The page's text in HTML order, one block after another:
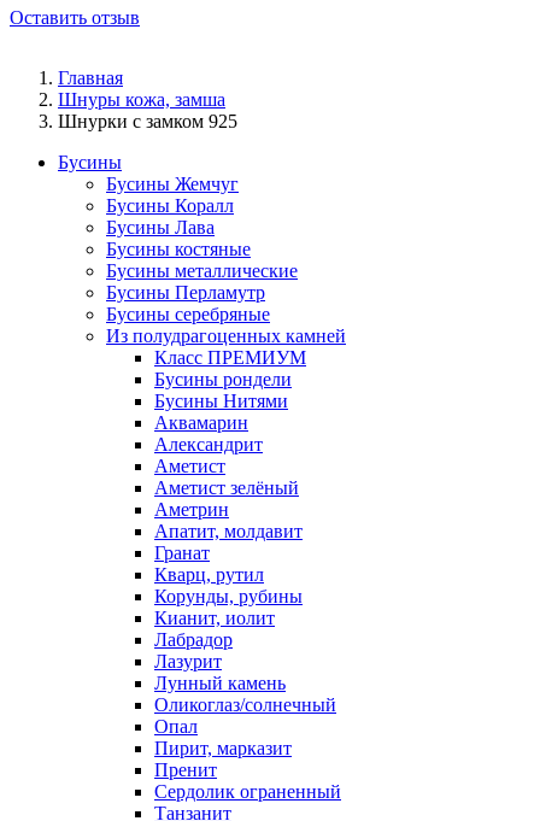
Оставить отзыв
Главная
Шнуры кожа, замша
Шнурки с замком 925
Бусины
Бусины Жемчуг
Бусины Коралл
Бусины Лава
Бусины костяные
Бусины металлические
Бусины Перламутр
Бусины серебряные
Из полудрагоценных камней
Класс ПРЕМИУМ
Бусины рондели
Бусины Нитями
Аквамарин
Александрит
Аметист
Аметист зелёный
Аметрин
Апатит, молдавит
Гранат
Кварц, рутил
Корунды, рубины
Кианит, иолит
Лабрадор
Лазурит
Лунный камень
Оликоглаз/солнечный
Опал
Пирит, марказит
Пренит
Сердолик ограненный
Танзанит